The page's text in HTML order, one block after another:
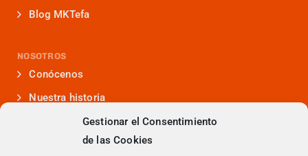
Gestionar el Consentimiento
de las Cookies
Blog MKTefa
NOSOTROS
Conócenos
Nuestra historia
Iniciativas que lideramos
Noticias y eventos